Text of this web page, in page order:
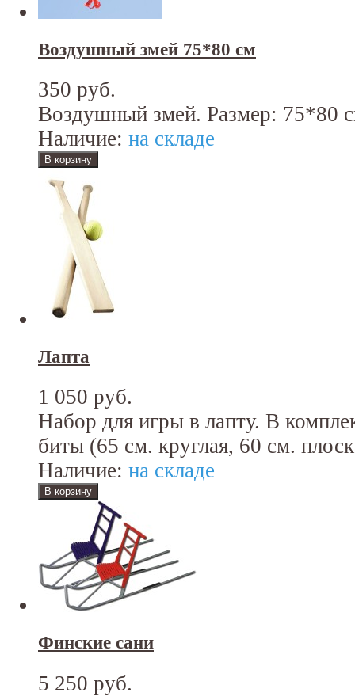
Воздушный змей 75*80 см
350 руб.
Воздушный змей. Размер: 75*80
Наличие: на складе
Лапта
1 050 руб.
Набор для игры в лапту. В
биты (65 см. круглая, 60 см.
Наличие: на складе
Финские сани
5 250 руб.